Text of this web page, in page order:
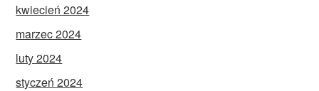
kwiecień 2024
marzec 2024
luty 2024
styczeń 2024